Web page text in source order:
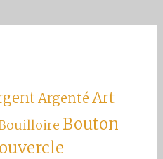
Argenté Art
Bouton